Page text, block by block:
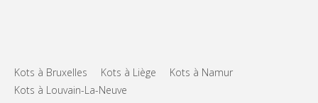
Kots à Bruxelles Kots à Liège
Kots à Namur
Kots à Louvain-La-Neuve